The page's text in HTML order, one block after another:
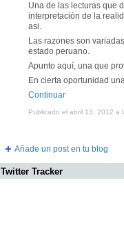
Una de las lecturas que
interpretación de la
asi.
Las razones son
estado peruano.
Apunto aquí, una que
En cierta oportunidad
Continuar
Publicado el abril 13, 2012 a
Añade un post en tu blog
Twitter Tracker